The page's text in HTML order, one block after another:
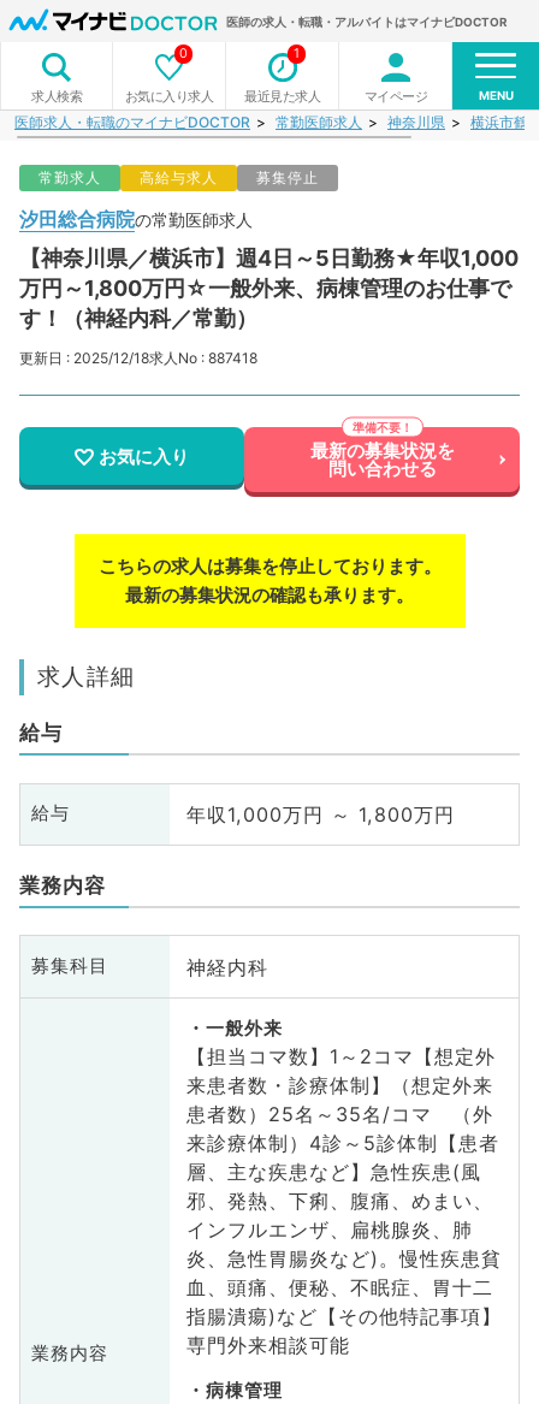
医師の求人・転職・アルバイトはマイナビDOCTOR
求人検索 お気に入り求人
0
最近見た求人
1
マイページ MENU
医師求人・転職のマイナビDOCTOR 常勤医師求人 神奈川県 横浜市鶴
常勤求人 高給与求人 募集停止
汐田総合病院の常勤医師求人
【神奈川県／横浜市】週4日～5日勤務★年収1,000
万円～1,800万円☆一般外来、病棟管理のお仕事で
す！（神経内科／常勤）
更新日 : 2025/12/18求人No : 887418
お気に入り 最新の募集状況を
問い合わせる
こちらの求人は募集を停止しております。
最新の募集状況の確認も承ります。
求人詳細
給与
給与 年収1,000万円 ～ 1,800万円
業務内容
募集科目 神経内科
業務内容
一般外来
【担当コマ数】1～2コマ【想定外
来患者数・診療体制】（想定外来
患者数）25名～35名/コマ （外
来診療体制）4診～5診体制【患者
層、主な疾患など】急性疾患(風
邪、発熱、下痢、腹痛、めまい、
インフルエンザ、扁桃腺炎、肺
炎、急性胃腸炎など)。慢性疾患貧
血、頭痛、便秘、不眠症、胃十二
指腸潰瘍)など【その他特記事項】
専門外来相談可能
病棟管理